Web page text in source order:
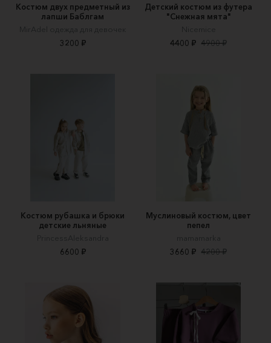
Костюм двух предметный из
лапши Баблгам
MirAdel одежда для девочек
3200 ₽
Детский костюм из футера
"Снежная мята"
Nicemice
4400 ₽ 4900 ₽
Костюм рубашка и брюки
детские льняные
PrincessAleksandra
6600 ₽
Муслиновый костюм, цвет
пепел
mamamarka
3660 ₽ 4200 ₽